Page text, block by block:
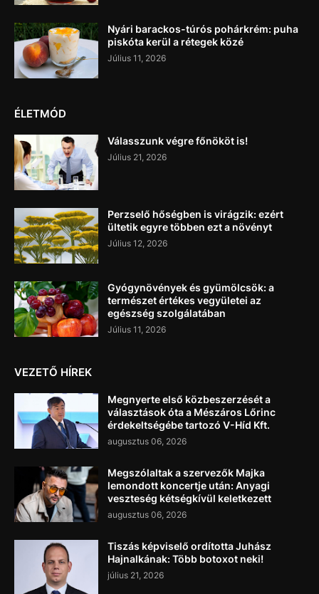
Nyári barackos-túrós pohárkrém: puha
piskóta kerül a rétegek közé
Július 11, 2026
ÉLETMÓD
Válasszunk végre főnököt is!
Július 21, 2026
Perzselő hőségben is virágzik: ezért
ültetik egyre többen ezt a növényt
Július 12, 2026
Gyógynövények és gyümölcsök: a
természet értékes vegyületei az
egészség szolgálatában
Július 11, 2026
VEZETŐ HÍREK
Megnyerte első közbeszerzését a
választások óta a Mészáros Lőrinc
érdekeltségébe tartozó V-Híd Kft.
augusztus 06, 2026
Megszólaltak a szervezők Majka
lemondott koncertje után: Anyagi
veszteség kétségkívül keletkezett
augusztus 06, 2026
Tiszás képviselő ordította Juhász
Hajnalkának: Több botoxot neki!
július 21, 2026